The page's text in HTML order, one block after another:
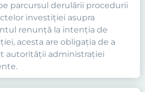
parcursul derulării procedurii
investiţiei asupra
renunţă la intenţia de
acesta are obligaţia de a
autorităţii administraţiei